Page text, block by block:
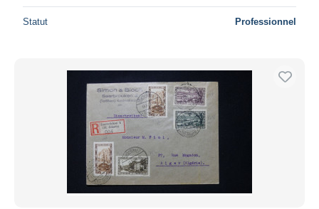
Statut Professionnel